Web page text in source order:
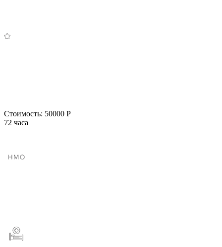
Стоимость: 50000 Р
72 часа